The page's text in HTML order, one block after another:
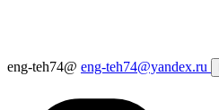
eng-teh74@ eng-teh74@yandex.ru